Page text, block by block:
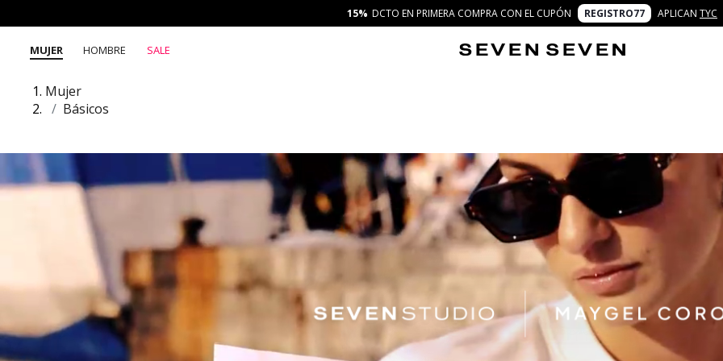
15% DCTO EN PRIMERA COMPRA CON EL CUPÓN REGISTRO77 APLICAN TYC
MUJER HOMBRE SALE
Mujer
Básicos